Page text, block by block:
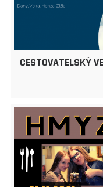
CESTOVATELSKÝ